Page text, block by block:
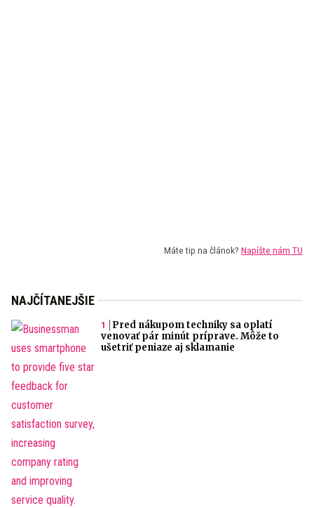
Máte tip na článok? Napíšte nám TU
NAJČÍTANEJŠIE
Pred nákupom techniky sa oplatí
venovať pár minút príprave. Môže to
ušetriť peniaze aj sklamanie